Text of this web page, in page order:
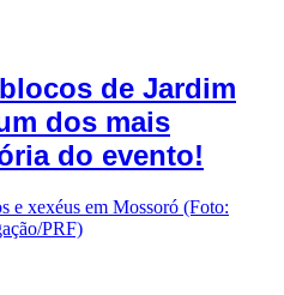
de Jardim
dos mais
do evento!